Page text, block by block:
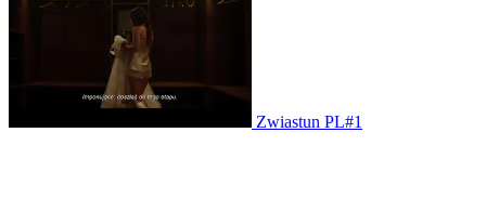
Zwiastun PL#1